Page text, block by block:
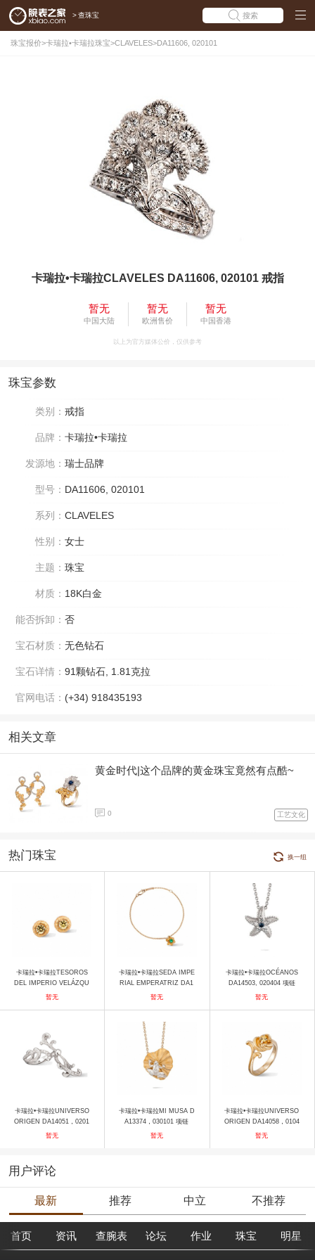
> 查珠宝 搜索
珠宝报价>卡瑞拉•卡瑞拉珠宝>CLAVELES>DA11606, 020101
卡瑞拉•卡瑞拉CLAVELES DA11606, 020101 戒指
暂无
中国大陆
暂无
欧洲售价
暂无
中国香港
以上为官方媒体公价，仅供参考
珠宝参数
类别： 戒指
品牌： 卡瑞拉•卡瑞拉
发源地： 瑞士品牌
型号： DA11606, 020101
系列： CLAVELES
性别： 女士
主题： 珠宝
材质： 18K白金
能否拆卸： 否
宝石材质： 无色钻石
宝石详情： 91颗钻石, 1.81克拉
官网电话： (+34) 918435193
相关文章
黄金时代|这个品牌的黄金珠宝竟然有点酷~
0 工艺文化
热门珠宝 换一组
卡瑞拉•卡瑞拉TESOROS
DEL IMPERIO VELÁZQU
EZ DA13079，010406 耳
暂无
卡瑞拉•卡瑞拉SEDA IMPE
RIAL EMPERATRIZ DA1
2873，010202 手镯
暂无
卡瑞拉•卡瑞拉OCÉANOS
DA14503, 020404 项链
暂无
卡瑞拉•卡瑞拉UNIVERSO
ORIGEN DA14051，0201
01 戒指
暂无
卡瑞拉•卡瑞拉MI MUSA D
A13374，030101 项链
暂无
卡瑞拉•卡瑞拉UNIVERSO
ORIGEN DA14058，0104
06 戒指
暂无
用户评论
最新 推荐 中立 不推荐
首页 资讯 查腕表 论坛 作业 珠宝 明星